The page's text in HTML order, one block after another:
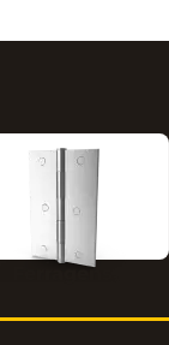
Ferragens